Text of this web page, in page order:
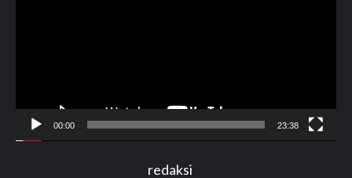
00:00 23:38
redaksi